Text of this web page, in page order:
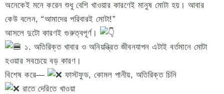
অনেকেই মনে করেন শুধু বেশি খাওয়ার কারণেই মানুষ মোটা হয়। আবার
কেউ বলেন, “আমাদের পরিবারই মোটা!”
আসলে দুটো কারণই গুরুত্বপূর্ণ।
১. অতিরিক্ত খাবার ও অনিয়ন্ত্রিত জীবনযাপন এটাই বর্তমানে মোটা
হওয়ার সবচেয়ে বড় কারণ।
বিশেষ করে—
ফাস্টফুড, কোমল পানীয়, অতিরিক্ত চিনি
রাতে দেরিতে খাওয়া